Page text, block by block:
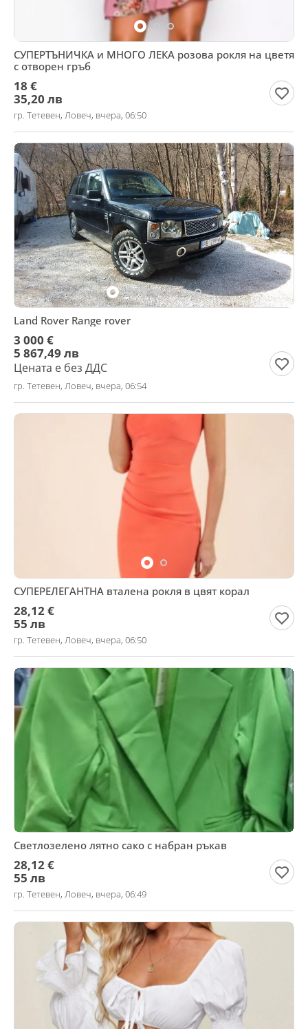
СУПЕРТЪНИЧКА и МНОГО ЛЕКА розова рокля на цветя
с отворен гръб
18 €
35,20 лв
гр. Тетевен, Ловеч, вчера, 06:50
Land Rover Range rover
3 000 €
5 867,49 лв
Цената е без ДДС
гр. Тетевен, Ловеч, вчера, 06:54
СУПЕРЕЛЕГАНТНА вталена рокля в цвят корал
28,12 €
55 лв
гр. Тетевен, Ловеч, вчера, 06:50
Светлозелено лятно сако с набран ръкав
28,12 €
55 лв
гр. Тетевен, Ловеч, вчера, 06:49